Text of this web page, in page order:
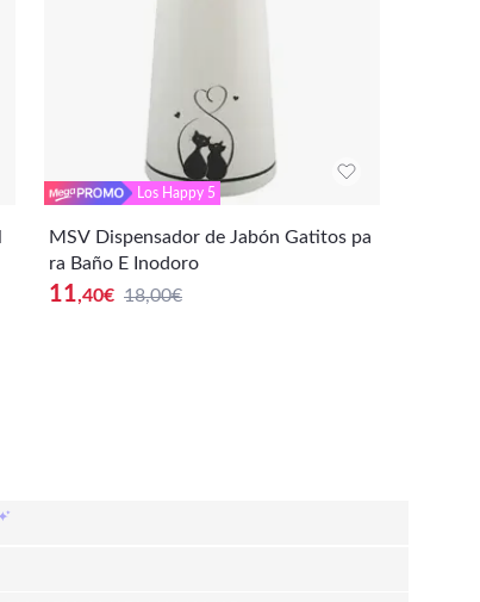
Los Happy 5
MSV Dispensador de Jabón Gatitos pa
ra Baño E Inodoro
11,40€ 18,00€